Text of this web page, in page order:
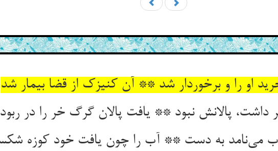
او را و برخوردار شد ** آن کنیزک از قضا بیمار شد
پالانش نبود ** یافت پالان گرگ خر را در ربود